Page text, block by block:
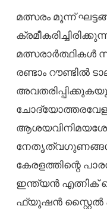
മത്സരം മൂന്ന്
മത്സരാർത്ഥികൾ
രണ്ടാം റൗണ്ടിൽ
നേതൃത്വഗുണങ്ങൾ
കേരളത്തിന്റെ
ഇന്ത്യൻ എത്നിക്
ഫ്യൂഷൻ സ്റ്റൈൽ